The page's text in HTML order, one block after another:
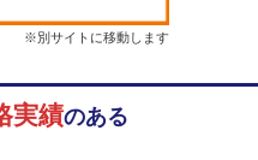
国公立
を見る
※別サイトに移動します
実績のある